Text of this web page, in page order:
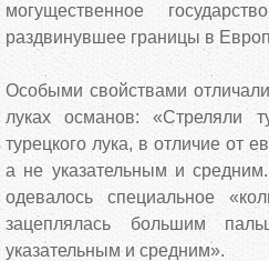
могущественное
раздвинувшее границы в
Особыми свойствами
луках османов: «Стреляли
турецкого лука, в отличие от
а не указательным и
одевалось специальное
зацеплялась большим
указательным и средним».